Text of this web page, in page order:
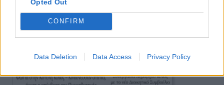
Opted Out
CONFIRM
Data Deletion Data Access Privacy Policy
Πρωινή